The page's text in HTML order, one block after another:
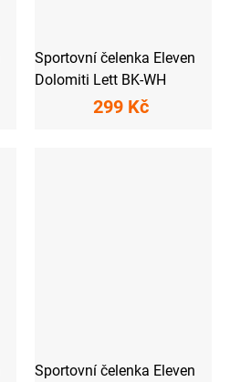
Sportovní čelenka Eleven
Dolomiti Lett BK-WH
299 Kč
Sportovní čelenka Eleven